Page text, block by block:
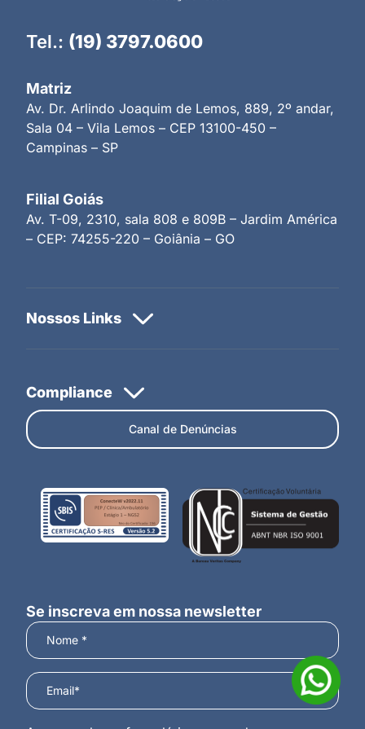
Tel.: (19) 3797.0600
Matriz
Av. Dr. Arlindo Joaquim de Lemos, 889, 2º andar,
Sala 04 – Vila Lemos – CEP 13100-450 –
Campinas – SP
Filial Goiás
Av. T-09, 2310, sala 808 e 809B – Jardim América
– CEP: 74255-220 – Goiânia – GO
Canal de Denúncias
Se inscreva em nossa newsletter